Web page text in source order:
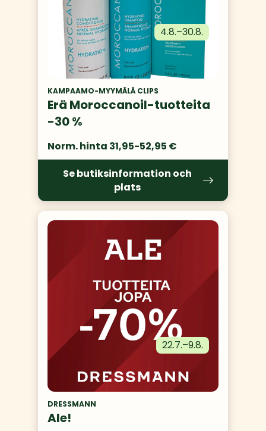
4.8.–30.8.
KAMPAAMO-MYYMÄLÄ CLIPS
Erä Moroccanoil-tuotteita
-30 %
Norm. hinta 31,95-52,95 €
Se butiksinformation och
plats
22.7.–9.8.
DRESSMANN
Ale!